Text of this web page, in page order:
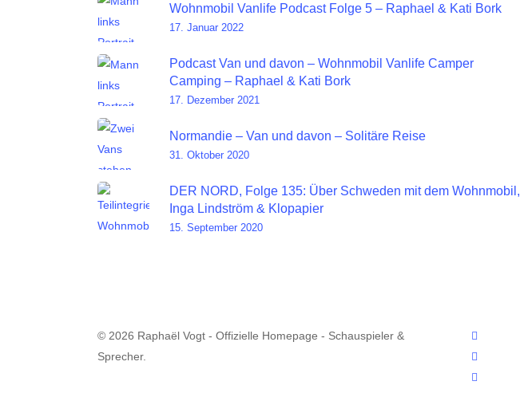
Wohnmobil Vanlife Podcast Folge 5 – Raphael & Kati Bork
17. Januar 2022
Podcast Van und davon – Wohnmobil Vanlife Camper
Camping – Raphael & Kati Bork
17. Dezember 2021
Normandie – Van und davon – Solitäre Reise
31. Oktober 2020
DER NORD, Folge 135: Über Schweden mit dem Wohnmobil,
Inga Lindström & Klopapier
15. September 2020
© 2026 Raphaël Vogt - Offizielle Homepage - Schauspieler &
Sprecher.
facebook
youtube
instagram